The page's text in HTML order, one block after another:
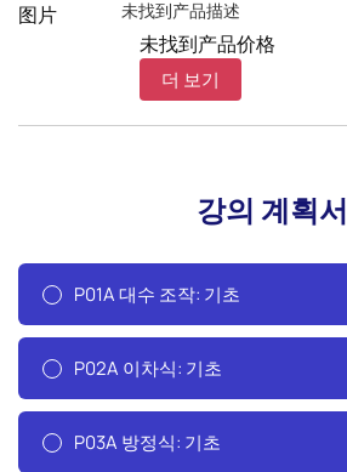
图片
未找到产品描述
未找到产品价格
더 보기
강의 계획서
P01A 대수 조작: 기초
P02A 이차식: 기초
P03A 방정식: 기초